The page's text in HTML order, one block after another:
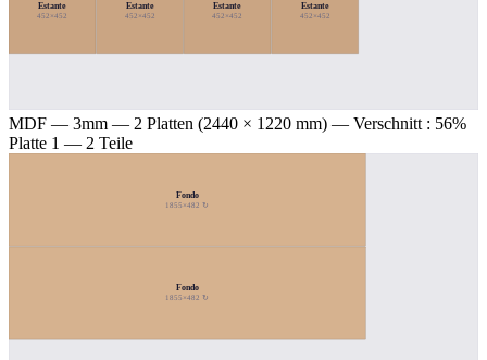
Estante
452×452
Estante
452×452
Estante
452×452
Estante
452×452
MDF — 3mm — 2 Platten (2440 × 1220 mm) — Verschnitt : 56%
Platte 1 — 2 Teile
Fondo
1855×482 ↻
Fondo
1855×482 ↻